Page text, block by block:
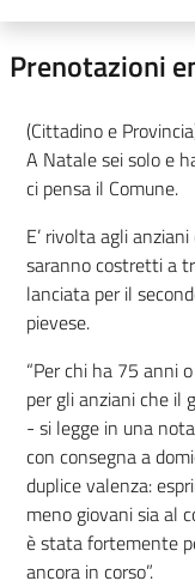
Prenotazioni
(Cittadino e
A Natale sei solo e
ci pensa il Comune.
E’ rivolta agli
saranno costretti a
lanciata per il
pievese.
“Per chi ha 75 anni
per gli anziani che il
- si legge in una
con consegna a
duplice valenza:
meno giovani sia al
è stata fortemente
ancora in corso”.